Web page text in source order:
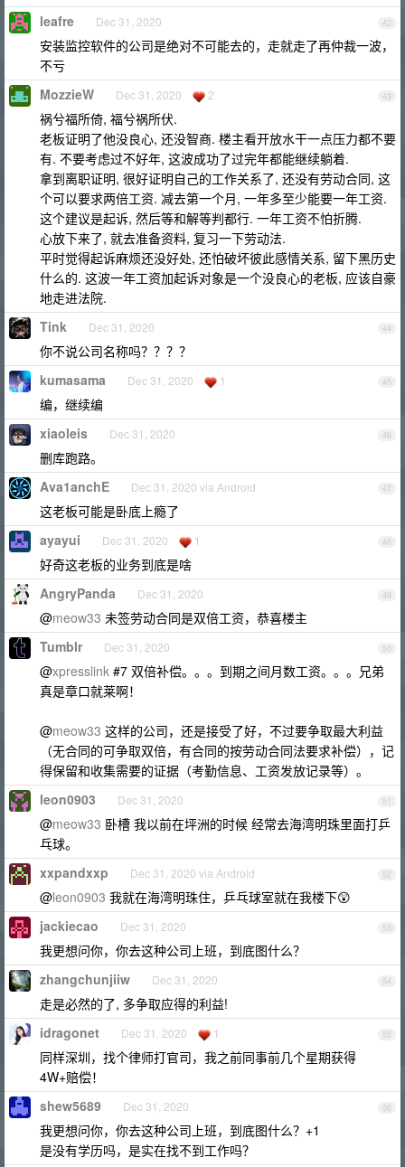
42
leafre Dec 31, 2020
安装监控软件的公司是绝对不可能去的，走就走了再仲裁一波，
不亏
43
MozzieW Dec 31, 2020 2
祸兮福所倚, 福兮祸所伏.
老板证明了他没良心, 还没智商. 楼主看开放水干一点压力都不要
有. 不要考虑过不好年, 这波成功了过完年都能继续躺着.
拿到离职证明, 很好证明自己的工作关系了, 还没有劳动合同, 这
个可以要求两倍工资. 减去第一个月, 一年多至少能要一年工资.
这个建议是起诉, 然后等和解等判都行. 一年工资不怕折腾.
心放下来了, 就去准备资料, 复习一下劳动法.
平时觉得起诉麻烦还没好处, 还怕破坏彼此感情关系, 留下黑历史
什么的. 这波一年工资加起诉对象是一个没良心的老板, 应该自豪
地走进法院.
44
Tink Dec 31, 2020
你不说公司名称吗？？？？
45
kumasama Dec 31, 2020 1
编，继续编
46
xiaoleis Dec 31, 2020
删库跑路。
47
Ava1anchE Dec 31, 2020 via Android
这老板可能是卧底上瘾了
48
ayayui Dec 31, 2020 1
好奇这老板的业务到底是啥
49
AngryPanda Dec 31, 2020
@meow33 未签劳动合同是双倍工资，恭喜楼主
50
Tumblr Dec 31, 2020
@xpresslink #7 双倍补偿。。。到期之间月数工资。。。兄弟
真是章口就莱啊！
@meow33 这样的公司，还是接受了好，不过要争取最大利益
（无合同的可争取双倍，有合同的按劳动合同法要求补偿），记
得保留和收集需要的证据（考勤信息、工资发放记录等）。
51
leon0903 Dec 31, 2020
@meow33 卧槽 我以前在坪洲的时候 经常去海湾明珠里面打乒
乓球。
52
xxpandxxp Dec 31, 2020 via Android
@leon0903 我就在海湾明珠住，乒乓球室就在我楼下😲
53
jackiecao Dec 31, 2020
我更想问你，你去这种公司上班，到底图什么？
54
zhangchunjiiw Dec 31, 2020
走是必然的了, 多争取应得的利益!
55
idragonet Dec 31, 2020 1
同样深圳，找个律师打官司，我之前同事前几个星期获得
4W+赔偿！
56
shew5689 Dec 31, 2020
我更想问你，你去这种公司上班，到底图什么？+1
是没有学历吗，是实在找不到工作吗？